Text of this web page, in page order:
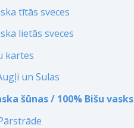
tītās sveces
lietās sveces
kartes
un Sulas
šūnas / 100% Bišu vasks